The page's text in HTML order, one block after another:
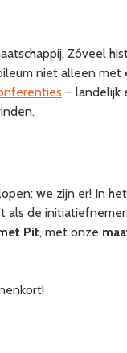
Zóveel
niet alleen met
– landelijk
we zijn er! In
als de
Pit, met onze